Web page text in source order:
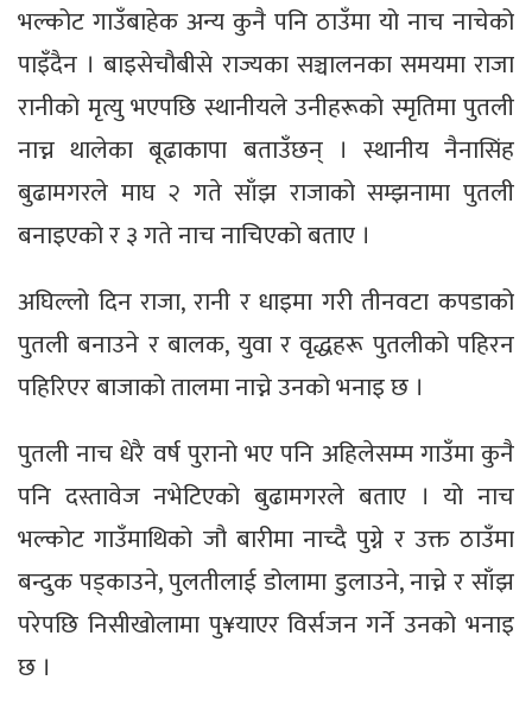
भल्कोट गाउँबाहेक अन्य कुनै पनि ठाउँमा यो नाच नाचेको
पाइँदैन । बाइसेचौबीसे राज्यका सञ्चालनका समयमा राजा
रानीको मृत्यु भएपछि स्थानीयले उनीहरूको स्मृतिमा पुतली
नाच्न थालेका बूढाकापा बताउँछन् । स्थानीय नैनासिंह
बुढामगरले माघ २ गते साँझ राजाको सम्झनामा पुतली
बनाइएको र ३ गते नाच नाचिएको बताए ।
अघिल्लो दिन राजा, रानी र धाइमा गरी तीनवटा कपडाको
पुतली बनाउने र बालक, युवा र वृद्धहरू पुतलीको पहिरन
पहिरिएर बाजाको तालमा नाच्ने उनको भनाइ छ ।
पुतली नाच धेरै वर्ष पुरानो भए पनि अहिलेसम्म गाउँमा कुनै
पनि दस्तावेज नभेटिएको बुढामगरले बताए । यो नाच
भल्कोट गाउँमाथिको जौ बारीमा नाच्दै पुग्ने र उक्त ठाउँमा
बन्दुक पड्काउने, पुलतीलाई डोलामा डुलाउने, नाच्ने र साँझ
परेपछि निसीखोलामा पु¥याएर विर्सजन गर्ने उनको भनाइ
छ ।